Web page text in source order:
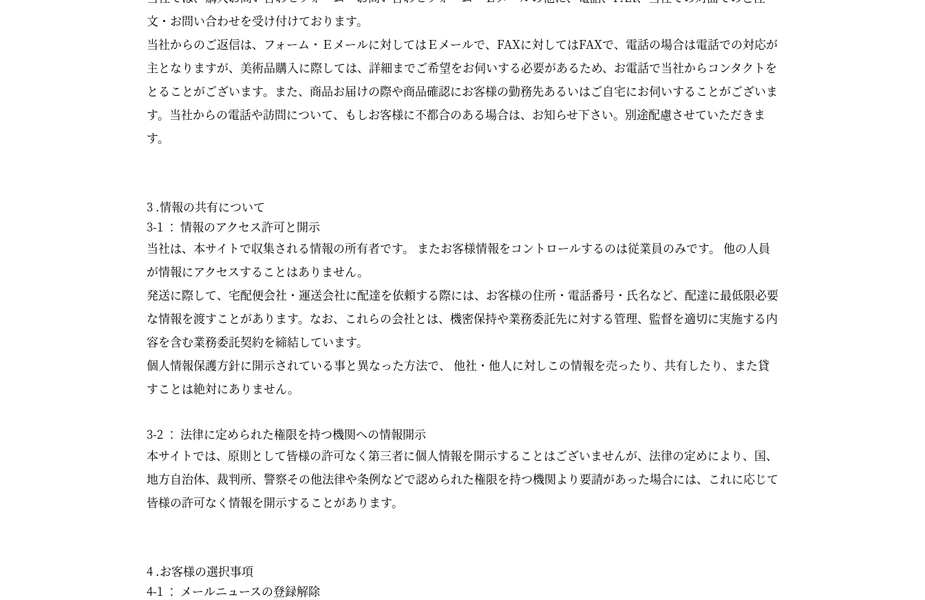
文・お問い合わせを受け付けております。
当社からのご返信は、フォーム・Ｅメールに対してはＥメールで、FAXに対してはFAXで、電話の場合は電話での対応が
主となりますが、美術品購入に際しては、詳細までご希望をお伺いする必要があるため、お電話で当社からコンタクトを
とることがございます。また、商品お届けの際や商品確認にお客様の勤務先あるいはご自宅にお伺いすることがございま
す。当社からの電話や訪問について、もしお客様に不都合のある場合は、お知らせ下さい。別途配慮させていただきま
す。
3 .情報の共有について
3-1 ： 情報のアクセス許可と開示
当社は、本サイトで収集される情報の所有者です。 またお客様情報をコントロールするのは従業員のみです。 他の人員
が情報にアクセスすることはありません。
発送に際して、宅配便会社・運送会社に配達を依頼する際には、お客様の住所・電話番号・氏名など、配達に最低限必要
な情報を渡すことがあります。なお、これらの会社とは、機密保持や業務委託先に対する管理、監督を適切に実施する内
容を含む業務委託契約を締結しています。
個人情報保護方針に開示されている事と異なった方法で、 他社・他人に対しこの情報を売ったり、共有したり、また貸
すことは絶対にありません。
3-2 ： 法律に定められた権限を持つ機関への情報開示
本サイトでは、原則として皆様の許可なく第三者に個人情報を開示することはございませんが、法律の定めにより、国、
地方自治体、裁判所、警察その他法律や条例などで認められた権限を持つ機関より要請があった場合には、これに応じて
皆様の許可なく情報を開示することがあります。
4 .お客様の選択事項
4-1 ： メールニュースの登録解除